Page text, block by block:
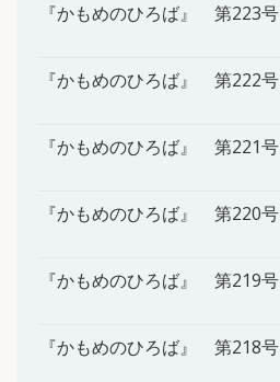
『かもめのひろば』 第223号
『かもめのひろば』 第222号
『かもめのひろば』 第221号
『かもめのひろば』 第220号
『かもめのひろば』 第219号
『かもめのひろば』 第218号